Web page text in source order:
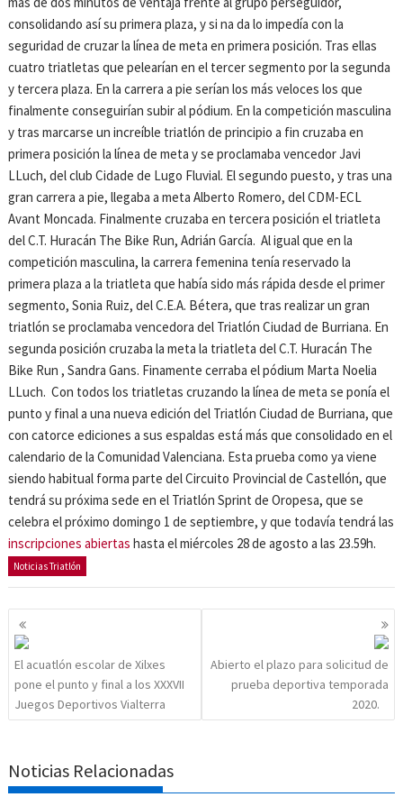
consolidando así su primera plaza, y si na da lo impedía con la
seguridad de cruzar la línea de meta en primera posición. Tras ellas
cuatro triatletas que pelearían en el tercer segmento por la segunda
y tercera plaza. En la carrera a pie serían los más veloces los que
finalmente conseguirían subir al pódium. En la competición masculina
y tras marcarse un increíble triatlón de principio a fin cruzaba en
primera posición la línea de meta y se proclamaba vencedor Javi
LLuch, del club Cidade de Lugo Fluvial. El segundo puesto, y tras una
gran carrera a pie, llegaba a meta Alberto Romero, del CDM-ECL
Avant Moncada. Finalmente cruzaba en tercera posición el triatleta
del C.T. Huracán The Bike Run, Adrián García. Al igual que en la
competición masculina, la carrera femenina tenía reservado la
primera plaza a la triatleta que había sido más rápida desde el primer
segmento, Sonia Ruiz, del C.E.A. Bétera, que tras realizar un gran
triatlón se proclamaba vencedora del Triatlón Ciudad de Burriana. En
segunda posición cruzaba la meta la triatleta del C.T. Huracán The
Bike Run , Sandra Gans. Finamente cerraba el pódium Marta Noelia
LLuch. Con todos los triatletas cruzando la línea de meta se ponía el
punto y final a una nueva edición del Triatlón Ciudad de Burriana, que
con catorce ediciones a sus espaldas está más que consolidado en el
calendario de la Comunidad Valenciana. Esta prueba como ya viene
siendo habitual forma parte del Circuito Provincial de Castellón, que
tendrá su próxima sede en el Triatlón Sprint de Oropesa, que se
celebra el próximo domingo 1 de septiembre, y que todavía tendrá las
inscripciones abiertas hasta el miércoles 28 de agosto a las 23.59h.
Noticias Triatlón
Navegación
de
entradas
El acuatlón escolar de Xilxes
pone el punto y final a los XXXVII
Juegos Deportivos Vialterra
Abierto el plazo para solicitud de
prueba deportiva temporada
2020.
Noticias Relacionadas